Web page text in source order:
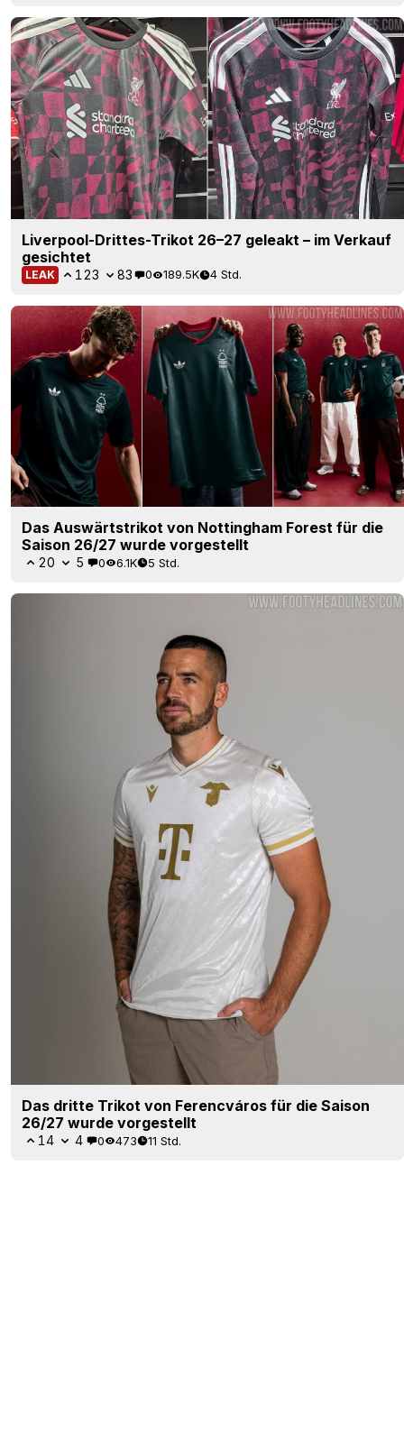
Liverpool-Drittes-Trikot 26–27 geleakt – im Verkauf
gesichtet
LEAK 123 83 0 189.5K 4 Std.
Das Auswärtstrikot von Nottingham Forest für die
Saison 26/27 wurde vorgestellt
20 5 0 6.1K 5 Std.
Das dritte Trikot von Ferencváros für die Saison
26/27 wurde vorgestellt
14 4 0 473 11 Std.